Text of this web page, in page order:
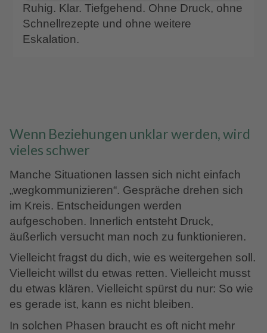
Ruhig. Klar. Tiefgehend. Ohne Druck, ohne
Schnellrezepte und ohne weitere
Eskalation.
Wenn Beziehungen unklar werden, wird
vieles schwer
Manche Situationen lassen sich nicht einfach
„wegkommunizieren“. Gespräche drehen sich
im Kreis. Entscheidungen werden
aufgeschoben. Innerlich entsteht Druck,
äußerlich versucht man noch zu funktionieren.
Vielleicht fragst du dich, wie es weitergehen soll.
Vielleicht willst du etwas retten. Vielleicht musst
du etwas klären. Vielleicht spürst du nur: So wie
es gerade ist, kann es nicht bleiben.
In solchen Phasen braucht es oft nicht mehr